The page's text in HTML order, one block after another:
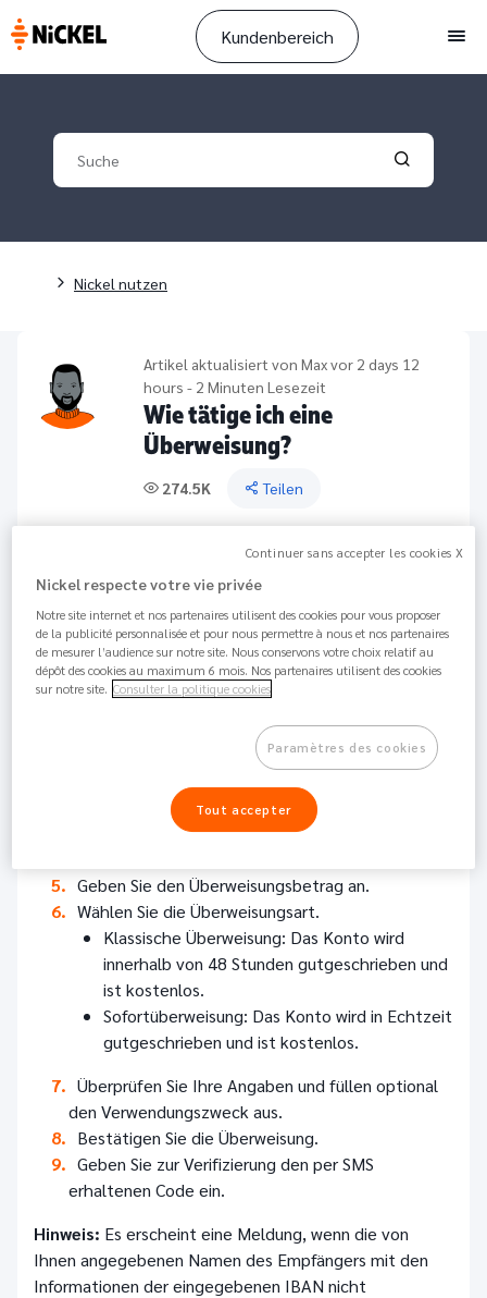
Kundenbereich
Your search
Validate
Pfadnavigation
Nickel nutzen
Artikel aktualisiert von Maxvor 2 days 12
hours - 2 Minuten Lesezeit
Wie tätige ich eine
Überweisung?
274.5K Teilen
Überweisungen in Euro auf ein Konto in der Eurozone
(erweiterte Eurozone mit Andorra, Monaco, San Marino
und Vatikanstadt) können Sie über Ihren Kundenbereich
tätigen.
Kundenbereich
Loggen Sie sich in Ihren Kundenbereich am
Desktop oder in der Nickel-App ein.
Gehen Sie auf "Überweisungen".
"Überweisung".
Wählen Sie den Kontakt aus oder fügen einen
Geben Sie den Überweisungsbetrag an.
Wählen Sie die Überweisungsart.
Klassische Überweisung: Das Konto wird
innerhalb von 48 Stunden gutgeschrieben und
ist kostenlos.
Sofortüberweisung: Das Konto wird in Echtzeit
gutgeschrieben und ist kostenlos.
Überprüfen Sie Ihre Angaben und füllen optional
den Verwendungszweck aus.
Bestätigen Sie die Überweisung.
Geben Sie zur Verifizierung den per SMS
erhaltenen Code ein.
Hinweis: Es erscheint eine Meldung, wenn die von
Ihnen angegebenen Namen des Empfängers mit den
Informationen der eingegebenen IBAN nicht
Continuer sans accepter les cookies X
Nickel respecte votre vie privée
Notre site internet et nos partenaires utilisent des cookies pour vous proposer
de la publicité personnalisée et pour nous permettre à nous et nos partenaires
de mesurer l’audience sur notre site. Nous conservons votre choix relatif au
dépôt des cookies au maximum 6 mois. Nos partenaires utilisent des cookies
sur notre site. Consulter la politique cookies
Paramètres des cookies
Tout accepter